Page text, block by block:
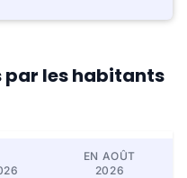
par les habitants
EN AOÛT
2026